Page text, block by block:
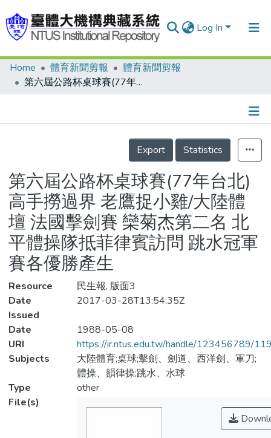
Log In
Communities & Collections
Statistics
Home 體育新聞剪報
體育新聞剪報
第六屆公路杯桌球賽(77年台北) 高手撈過界 老鷹捉小雞/大陸體壇 法國擊劍賽 欒菊杰第二名 北平體操隊抵菲律賓訪問 跳水冠軍賽各優勝產生
Details
Export
Statistics
第六屆公路杯桌球賽(77年台北)
高手撈過界 老鷹捉小雞/大陸體
壇 法國擊劍賽 欒菊杰第二名 北
平體操隊抵菲律賓訪問 跳水冠軍
賽各優勝產生
Resource
民生報, 版面3
Date
Issued
2017-03-28T13:54:35Z
Date
1988-05-08
URI
https://ir.ntus.edu.tw/handle/123456789/
Subjects
大陸體育;桌球;擊劍、劍道、西洋劍、軍刀;
體操、韻律操;跳水、水球
Type
other
File(s)